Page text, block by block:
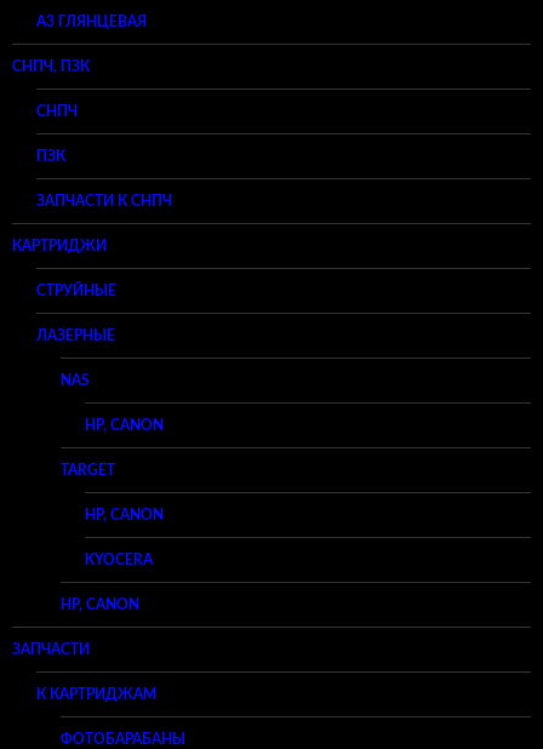
A3 ГЛЯНЦЕВАЯ
СНПЧ, ПЗК
СНПЧ
ПЗК
ЗАПЧАСТИ К СНПЧ
КАРТРИДЖИ
СТРУЙНЫЕ
ЛАЗЕРНЫЕ
NAS
HP, CANON
TARGET
HP, CANON
KYOCERA
HP, CANON
ЗАПЧАСТИ
К КАРТРИДЖАМ
ФОТОБАРАБАНЫ